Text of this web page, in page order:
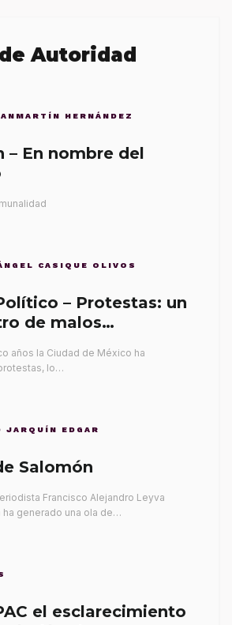
Autoridad
HERNÁNDEZ
– En nombre del
CASIQUE OLIVOS
– Protestas: un
de malos
años la Ciudad de México ha
lo…
JARQUÍN EDGAR
Salomón
Francisco Alejandro Leyva
ha generado una ola de…
el esclarecimiento